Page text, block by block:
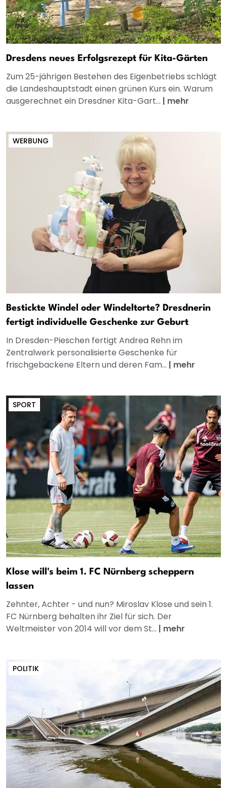
Dresdens neues Erfolgsrezept für Kita-Gärten
Zum 25-jährigen Bestehen des Eigenbetriebs schlägt
die Landeshauptstadt einen grünen Kurs ein. Warum
ausgerechnet ein Dresdner Kita-Gart... | mehr
WERBUNG
Bestickte Windel oder Windeltorte? Dresdnerin
fertigt individuelle Geschenke zur Geburt
In Dresden-Pieschen fertigt Andrea Rehn im
Zentralwerk personalisierte Geschenke für
frischgebackene Eltern und deren Fam... | mehr
SPORT
Klose will's beim 1. FC Nürnberg scheppern
lassen
Zehnter, Achter - und nun? Miroslav Klose und sein 1.
FC Nürnberg behalten ihr Ziel für sich. Der
Weltmeister von 2014 will vor dem St... | mehr
POLITIK